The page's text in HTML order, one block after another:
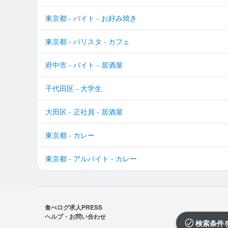
東京都 - バイト - お好み焼き
東京都 - バリスタ - カフェ
府中市 - バイト - 居酒屋
千代田区 - 大学生
大田区 - 正社員 - 居酒屋
東京都 - カレー
東京都 - アルバイト - カレー
検索条件
食べログ求人PRESS
ヘルプ・お問い合わせ